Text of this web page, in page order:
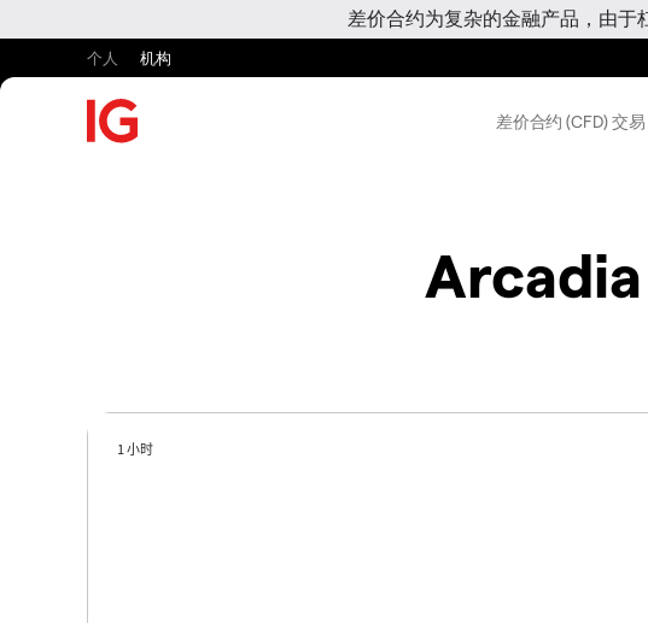
差价合约为复杂的金融产品，由于
个人 机构
差价合约 (CFD) 交易
1 小时